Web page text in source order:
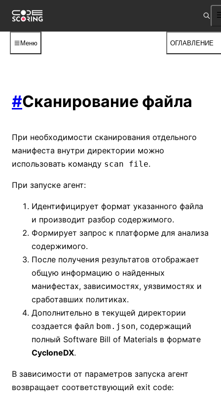
Меню ОГЛАВЛЕНИЕ
#Сканирование файла
При необходимости сканирования отдельного
манифеста внутри директории можно
использовать команду scan file.
При запуске агент:
Идентифицирует формат указанного файла
и производит разбор содержимого.
Формирует запрос к платформе для анализа
содержимого.
После получения результатов отображает
общую информацию о найденных
манифестах, зависимостях, уязвимостях и
сработавших политиках.
Дополнительно в текущей директории
создается файл bom.json, содержащий
полный Software Bill of Materials в формате
CycloneDX.
В зависимости от параметров запуска агент
возвращает соответствующий exit code: